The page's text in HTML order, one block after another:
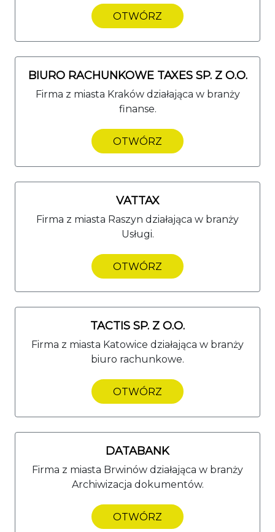
OTWÓRZ
BIURO RACHUNKOWE TAXES SP. Z O.O.
Firma z miasta Kraków działająca w branży
finanse.
OTWÓRZ
VATTAX
Firma z miasta Raszyn działająca w branży
Usługi.
OTWÓRZ
TACTIS SP. Z O.O.
Firma z miasta Katowice działająca w branży
biuro rachunkowe.
OTWÓRZ
DATABANK
Firma z miasta Brwinów działająca w branży
Archiwizacja dokumentów.
OTWÓRZ